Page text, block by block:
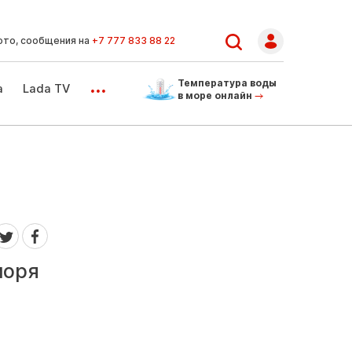
сообщения на +7 777 833 88 22
Lada TV ...
Температура воды
в море онлайн